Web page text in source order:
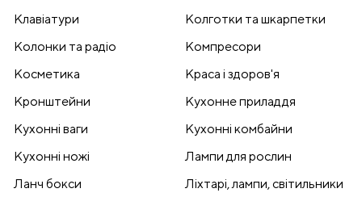
Клавіатури
Колготки та шкарпетки
Колонки та радіо
Компресори
Косметика
Краса і здоров'я
Кронштейни
Кухонне приладдя
Кухонні ваги
Кухонні комбайни
Кухонні ножі
Лампи для рослин
Ланч бокси
Ліхтарі, лампи, світильники